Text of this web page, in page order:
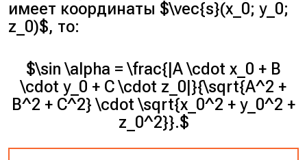
имеет координаты $\vec{s}(x_0; y_0;
z_0)$, то:
$\sin \alpha = \frac{|A \cdot x_0 + B
\cdot y_0 + C \cdot z_0|}{\sqrt{A^2 +
B^2 + C^2} \cdot \sqrt{x_0^2 + y_0^2 +
z_0^2}}.$